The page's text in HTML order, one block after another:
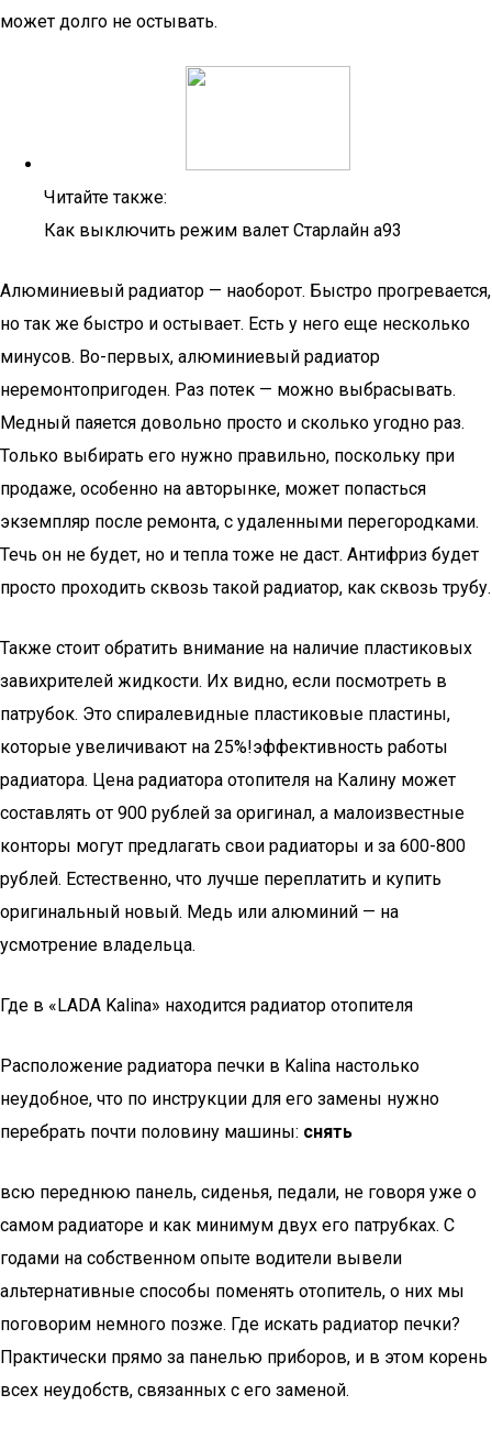
может долго не остывать.
Читайте также:
Как выключить режим валет Старлайн а93
Алюминиевый радиатор — наоборот. Быстро прогревается,
но так же быстро и остывает. Есть у него еще несколько
минусов. Во-первых, алюминиевый радиатор
неремонтопригоден. Раз потек — можно выбрасывать.
Медный паяется довольно просто и сколько угодно раз.
Только выбирать его нужно правильно, поскольку при
продаже, особенно на авторынке, может попасться
экземпляр после ремонта, с удаленными перегородками.
Течь он не будет, но и тепла тоже не даст. Антифриз будет
просто проходить сквозь такой радиатор, как сквозь трубу.
Также стоит обратить внимание на наличие пластиковых
завихрителей жидкости. Их видно, если посмотреть в
патрубок. Это спиралевидные пластиковые пластины,
которые увеличивают на 25%!эффективность работы
радиатора. Цена радиатора отопителя на Калину может
составлять от 900 рублей за оригинал, а малоизвестные
конторы могут предлагать свои радиаторы и за 600-800
рублей. Естественно, что лучше переплатить и купить
оригинальный новый. Медь или алюминий — на
усмотрение владельца.
Где в «LADA Kalina» находится радиатор отопителя
Расположение радиатора печки в Kalina настолько
неудобное, что по инструкции для его замены нужно
перебрать почти половину машины: снять
всю переднюю панель, сиденья, педали, не говоря уже о
самом радиаторе и как минимум двух его патрубках. С
годами на собственном опыте водители вывели
альтернативные способы поменять отопитель, о них мы
поговорим немного позже. Где искать радиатор печки?
Практически прямо за панелью приборов, и в этом корень
всех неудобств, связанных с его заменой.